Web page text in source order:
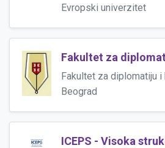
Evropski univerzitet
Fakultet za
Fakultet za diplomatiju
Beograd
ICEPS - Visoka